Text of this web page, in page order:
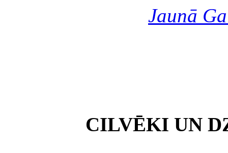
Jaunā
CILVĒKI UN